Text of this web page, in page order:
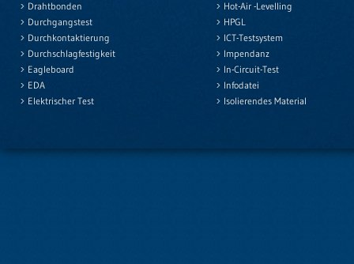
Drahtbonden
Durchgangstest
Durchkontaktierung
Durchschlagfestigkeit
Eagleboard
EDA
Elektrischer Test
Hot-Air -Levelling
HPGL
ICT-Testsystem
Impendanz
In-Circuit-Test
Infodatei
Isolierendes Material